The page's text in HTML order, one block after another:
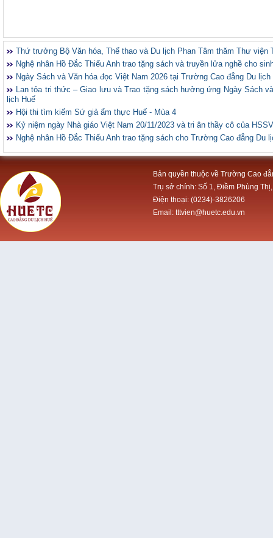
Thứ trưởng Bộ Văn hóa, Thể thao và Du lịch Phan Tâm thăm Thư viện
Nghệ nhân Hồ Đắc Thiếu Anh trao tặng sách và truyền lửa nghề cho
Ngày Sách và Văn hóa đọc Việt Nam 2026 tại Trường Cao đẳng Du lịch
Lan tỏa tri thức – Giao lưu và Trao tặng sách hưởng ứng Ngày Sách
lịch Huế
Hội thi tìm kiếm Sứ giả ẩm thực Huế - Mùa 4
Kỷ niệm ngày Nhà giáo Việt Nam 20/11/2023 và tri ân thầy cô của
Nghệ nhân Hồ Đắc Thiếu Anh trao tặng sách cho Trường Cao đẳng Du
Bản quyền thuộc về Trường Cao
Trụ sở chính: Số 1, Điềm Phùng
Điện thoại: (0234)-3826206
Email: tttvien@huetc.edu.vn